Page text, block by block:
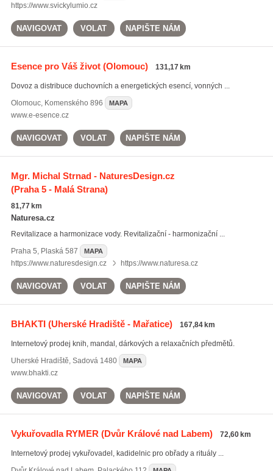
https://www.svickylumio.cz
NAVIGOVAT VOLAT NAPIŠTE NÁM
Esence pro Váš život(Olomouc) 131,17 km
Dovoz a distribuce duchovních a energetických esencí, vonných ...
Olomouc, Komenského 896 MAPA
www.e-esence.cz
NAVIGOVAT VOLAT NAPIŠTE NÁM
Mgr. Michal Strnad - NaturesDesign.cz
(Praha 5 - Malá Strana)
81,77 km
Naturesa.cz
Revitalizace a harmonizace vody. Revitalizační - harmonizační ...
Praha 5, Plaská 587 MAPA
https://www.naturesdesign.cz https://www.naturesa.cz
NAVIGOVAT VOLAT NAPIŠTE NÁM
BHAKTI(Uherské Hradiště - Mařatice) 167,84 km
Internetový prodej knih, mandal, dárkových a relaxačních předmětů.
Uherské Hradiště, Sadová 1480 MAPA
www.bhakti.cz
NAVIGOVAT VOLAT NAPIŠTE NÁM
Vykuřovadla RYMER (Dvůr Králové nad Labem) 72,60 km
Internetový prodej vykuřovadel, kadidelnic pro obřady a rituály ...